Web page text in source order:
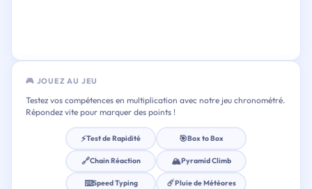
🎮 JOUEZ AU JEU
Testez vos compétences en multiplication avec notre jeu chronométré.
Répondez vite pour marquer des points !
⚡Test de Rapidité 🎯Box to Box
🔗Chain Réaction 🏔️Pyramid Climb
⌨️Speed Typing ☄️Pluie de Météores